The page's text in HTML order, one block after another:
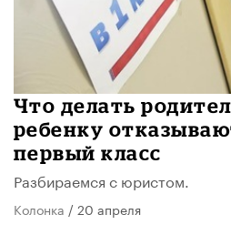
Что делать
ребенку
первый класс
Разбираемся с юристом.
Колонка / 20 апреля